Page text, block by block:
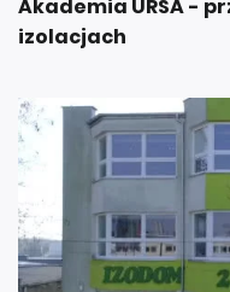
Akademia URSA -
izolacjach